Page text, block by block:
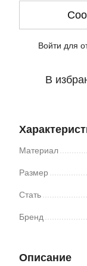
Войти для
В
Материал
Размер
Стать
Бренд
Описание